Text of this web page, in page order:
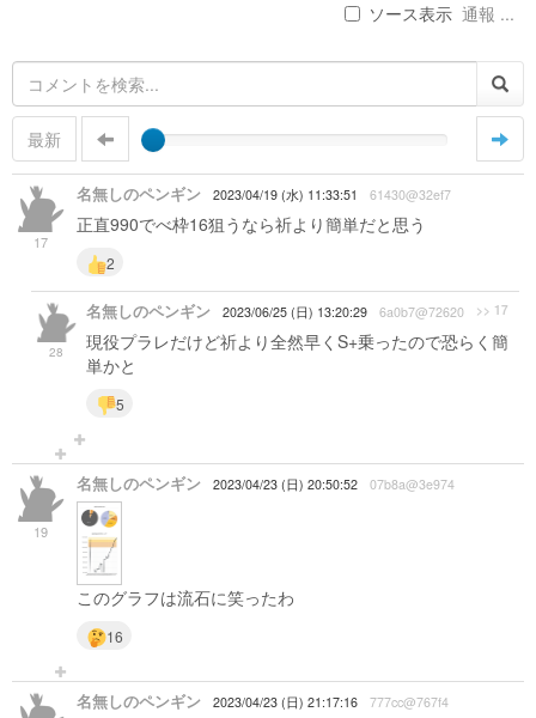
ソース表示 通報 ...
最新
17
名無しのペンギン 2023/04/19 (水) 11:33:51 61430@32ef7
正直990でべ枠16狙うなら祈より簡単だと思う
2
28
名無しのペンギン 2023/06/25 (日) 13:20:29 6a0b7@72620 >> 17
現役プラレだけど祈より全然早くS+乗ったので恐らく簡
単かと
5
19
名無しのペンギン 2023/04/23 (日) 20:50:52 07b8a@3e974
このグラフは流石に笑ったわ
16
名無しのペンギン 2023/04/23 (日) 21:17:16 777cc@767f4